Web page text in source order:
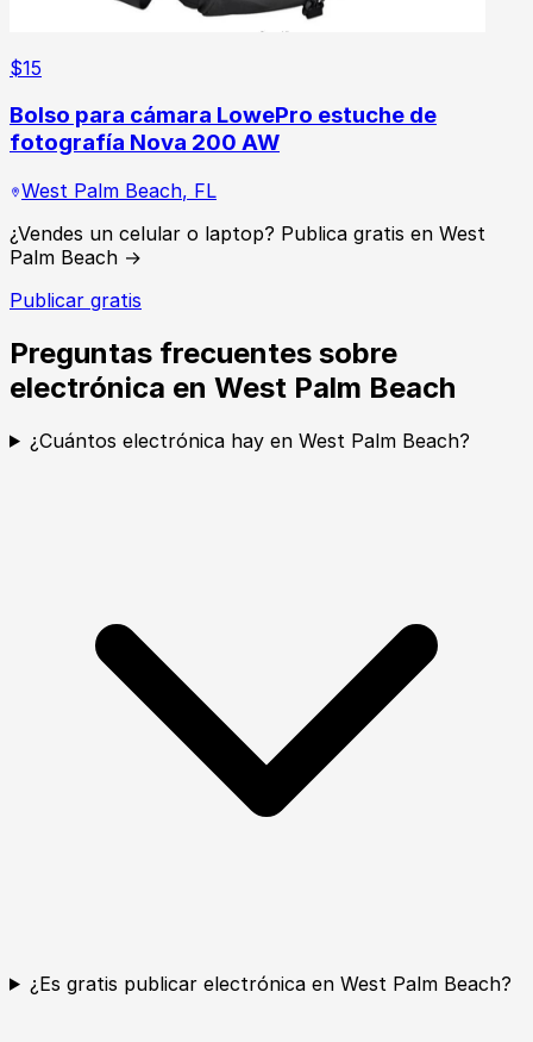
$15
Bolso para cámara LowePro estuche de
fotografía Nova 200 AW
West Palm Beach, FL
¿Vendes un celular o laptop? Publica gratis en West
Palm Beach →
Publicar gratis
Preguntas frecuentes sobre
electrónica en West Palm Beach
¿Cuántos electrónica hay en West Palm Beach?
¿Es gratis publicar electrónica en West Palm Beach?